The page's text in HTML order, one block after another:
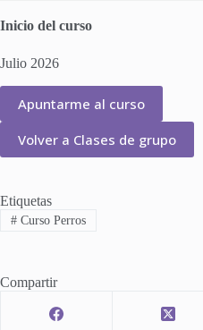
Inicio del curso
Julio 2026
Apuntarme al curso
Volver a Clases de grupo
Etiquetas
#Curso Perros
Compartir